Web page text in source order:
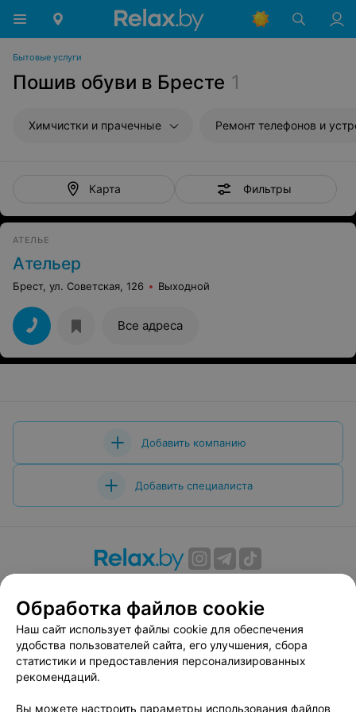
Бытовые услуги
Пошив обуви в Бресте 1
Химчистки и прачечные Ремонт телефонов и устройств
Карта Фильтры
АТЕЛЬЕ
Ательер
Брест, ул. Советская, 126 Выходной
Все адреса
Добавить компанию
Добавить специалиста
Вакансии
Публичный договор
Способы оплаты
Публичный договор по использованию сервиса
«Афиша»
Пользовательское соглашение
Обработка файлов cookie
Наш сайт использует файлы cookie для обеспечения
удобства пользователей сайта, его улучшения, сбора
статистики и предоставления персонализированных
рекомендаций.
Вы можете настроить параметры использования файлов